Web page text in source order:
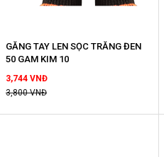
GĂNG TAY LEN SỌC TRĂNG ĐEN
50 GAM KIM 10
3,744 VNĐ
3,800 VNĐ